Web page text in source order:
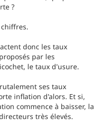
?
donc les taux
par les
le taux d'usure.
ses taux
inflation d'alors. Et si,
commence à baisser, la
très élevés.